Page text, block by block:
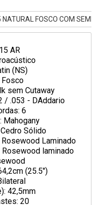
FOSCO COM SEMI
AR
(NS)
Fosco
sem Cutaway
/ .053 - DAddario
6
Mahogany
Sólido
Laminado
laminado
(25.5")
42,5mm
20